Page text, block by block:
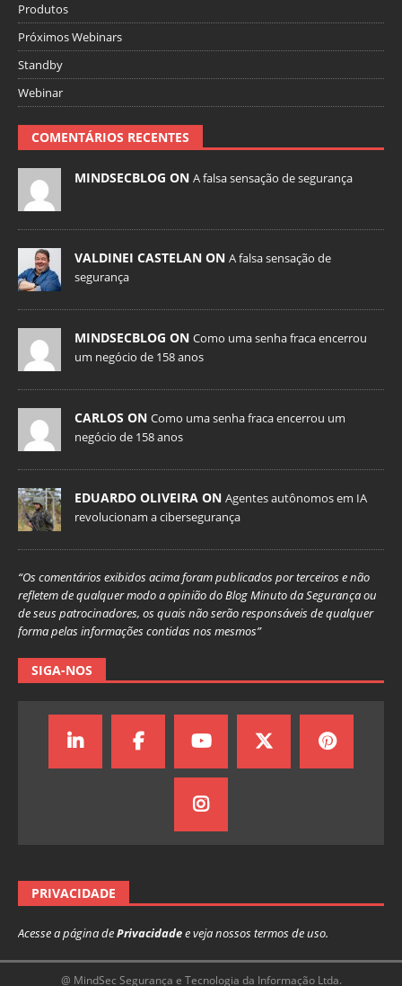
Produtos
Próximos Webinars
Standby
Webinar
COMENTÁRIOS RECENTES
MINDSECBLOG ON A falsa sensação de segurança
VALDINEI CASTELAN ON A falsa sensação de
segurança
MINDSECBLOG ON Como uma senha fraca encerrou
um negócio de 158 anos
CARLOS ON Como uma senha fraca encerrou um
negócio de 158 anos
EDUARDO OLIVEIRA ON Agentes autônomos em IA
revolucionam a cibersegurança
“Os comentários exibidos acima foram publicados por terceiros e não
refletem de qualquer modo a opinião do Blog Minuto da Segurança ou
de seus patrocinadores, os quais não serão responsáveis de qualquer
forma pelas informações contidas nos mesmos”
SIGA-NOS
PRIVACIDADE
Acesse a página dePrivacidadee veja nossos termos de uso.
@ MindSec Segurança e Tecnologia da Informação Ltda.